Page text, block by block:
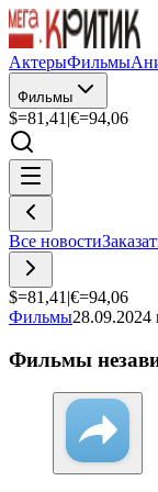
АктерыФильмы
Фильмы
$=81,41 |€=94,06
Все новости
$=81,41 |€=94,06
Фильмы28.09.2024
Фильмы